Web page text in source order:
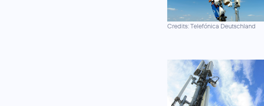
Credits: Telefónica Deutschland